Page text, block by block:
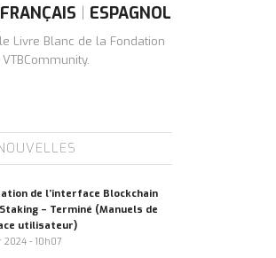
FRANÇAIS | ESPAGNOL
Livre Blanc de la Fondation
VTBCommunity.
de l’interface Blockchain
– Terminé (Manuels de
utilisateur)
2024 - 10h07